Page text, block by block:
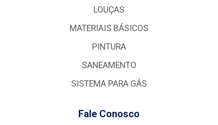
LOUÇAS
MATERIAIS BÁSICOS
PINTURA
SANEAMENTO
SISTEMA PARA GÁS
Fale Conosco